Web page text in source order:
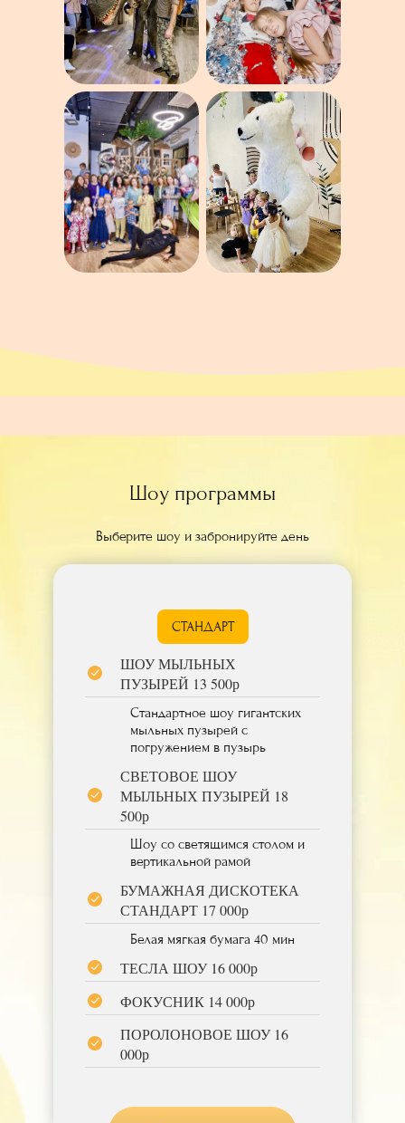
Шоу программы
Выберите шоу и забронируйте день
СТАНДАРТ
ШОУ МЫЛЬНЫХ
ПУЗЫРЕЙ 13 500р
Стандартное шоу гигантских
мыльных пузырей с
погружением в пузырь
СВЕТОВОЕ ШОУ
МЫЛЬНЫХ ПУЗЫРЕЙ 18
500р
Шоу со светящимся столом и
вертикальной рамой
БУМАЖНАЯ ДИСКОТЕКА
СТАНДАРТ 17 000р
Белая мягкая бумага 40 мин
ТЕСЛА ШОУ 16 000р
ФОКУСНИК 14 000р
ПОРОЛОНОВОЕ ШОУ 16
000р